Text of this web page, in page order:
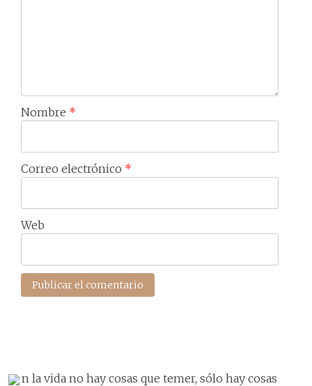
Nombre *
Correo electrónico *
Web
n la vida no hay cosas que temer, sólo hay cosas